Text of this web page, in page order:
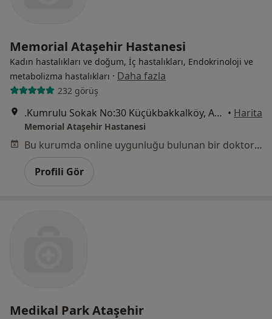
Memorial Ataşehir Hastanesi
Kadın hastalıkları ve doğum, İç hastalıkları, Endokrinoloji ve
metabolizma hastalıkları · Daha fazla
232 görüş
.Kumrulu Sokak No:30 Küçükbakkalköy, Ataşehir • Harita
Memorial Ataşehir Hastanesi
Bu kurumda online uygunluğu bulunan bir doktor veya uzman bulunamadı
Profili Gör
Medikal Park Ataşehir